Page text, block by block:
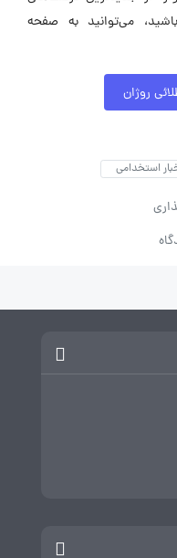
می‌توانید به صفحه
روژان
استخدامی